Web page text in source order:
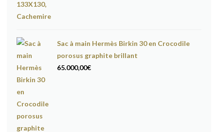
Sac à main Hermès Birkin 30 en Crocodile
porosus graphite brillant
65.000,00€